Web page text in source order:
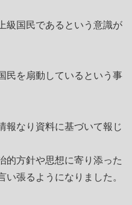
級国民であるという意識が
民を扇動しているという事
報なり資料に基づいて報じ
的方針や思想に寄り添った
張るようになりました。